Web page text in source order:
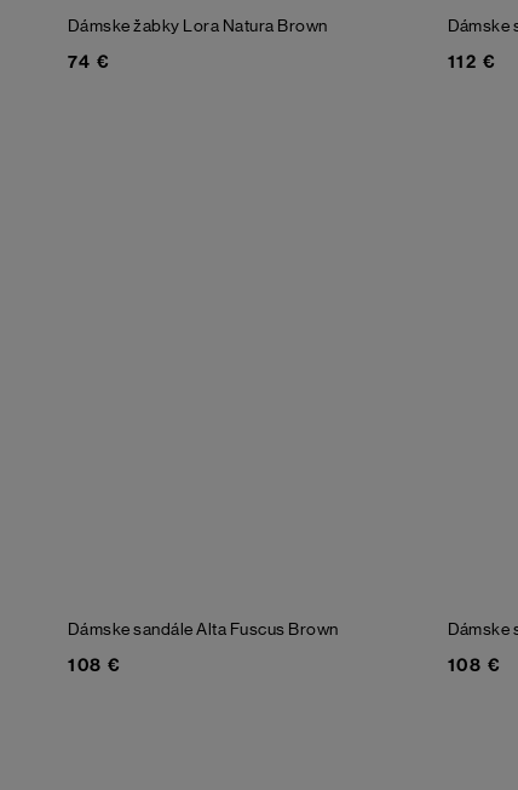
Dámske žabky Lora Natura Brown
74 €
Dámske
112 €
Dámske sandále Alta Fuscus Brown
108 €
Dámske
108 €